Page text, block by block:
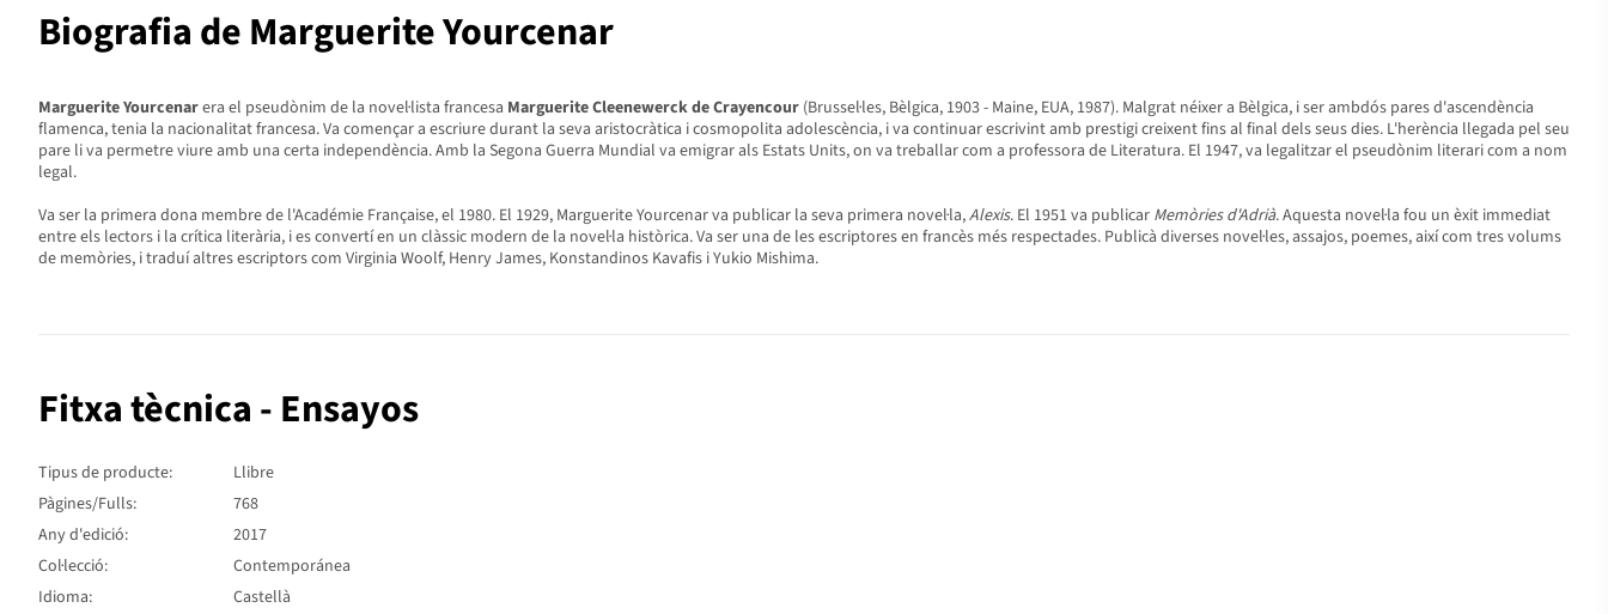
Biografia de Marguerite Yourcenar
Marguerite Yourcenarera el pseudònim de la novel·lista francesa Marguerite Cleenewerck de Crayencour (Brussel·les, Bèlgica, 1903 - Maine, EUA, 1987). Malgrat néixer a Bèlgica, i ser ambdós pares d'ascendència
flamenca, tenia la nacionalitat francesa. Va començar a escriure durant la seva aristocràtica i cosmopolita adolescència, i va continuar escrivint amb prestigi creixent fins al final dels seus dies. L'herència llegada pel seu
pare li va permetre viure amb una certa independència. Amb la Segona Guerra Mundial va emigrar als Estats Units, on va treballar com a professora de Literatura. El 1947, va legalitzar el pseudònim literari com a nom
legal.
Va ser la primera dona membre de l'Académie Française, el 1980. El 1929, Marguerite Yourcenar va publicar la seva primera novel·la,Alexis. El 1951 va publicar Memòries d'Adrià. Aquesta novel·la fou un èxit immediat
entre els lectors i la crítica literària, i es convertí en un clàssic modern de la novel·la històrica. Va ser una de les escriptores en francès més respectades. Publicà diverses novel·les, assajos, poemes, així com tres volums
de memòries, i traduí altres escriptors com Virginia Woolf, Henry James, Konstandinos Kavafis i Yukio Mishima.
Fitxa tècnica - Ensayos
Tipus de producte:
Llibre
Pàgines/Fulls:
768
Any d'edició:
2017
Col·lecció:
Contemporánea
Idioma:
Castellà